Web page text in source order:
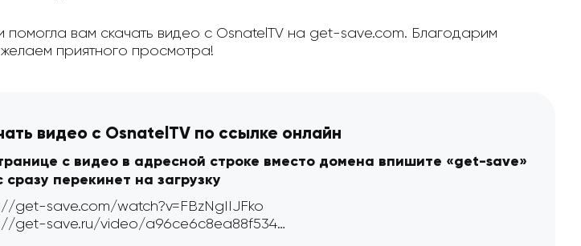
вам скачать видео с OsnatelTV на get-save.com. Благодарим
приятного просмотра!
видео с OsnatelTV по ссылке онлайн
с видео в адресной строке вместо домена впишите «get-save»
сразу перекинет на загрузку